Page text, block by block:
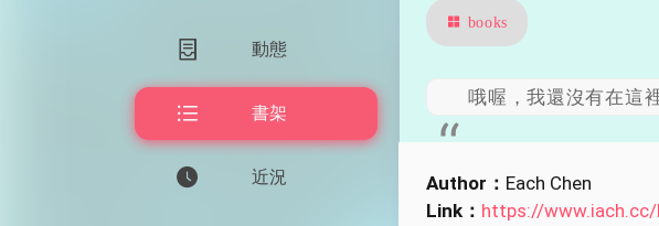
動態
書架
近況
books
哦喔，我還沒有在這
Author： Each Chen
Link： https://www.iach.cc/